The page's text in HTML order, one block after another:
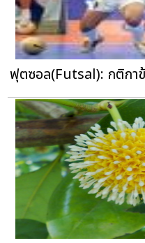
ฟุตซอล(Futsal): กติกา